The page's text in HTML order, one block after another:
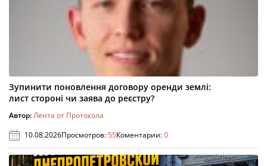
Зупинити поновлення договору оренди землі:
лист стороні чи заява до реєстру?
Автор:Лента от Протокола
10.08.2026Просмотров:55Коментарии:0